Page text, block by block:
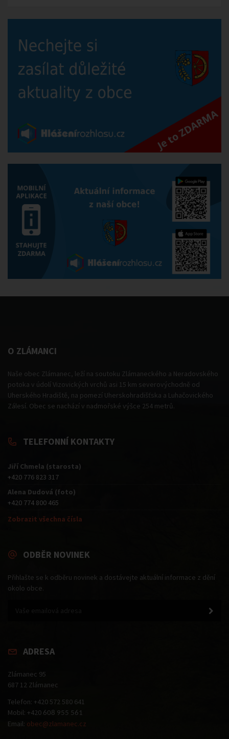
O ZLÁMANCI
Naše obec Zlámanec, leží na soutoku Zlámaneckého a Neradovského
potoka v údolí Vizovických vrchů asi 15 km severovýchodně od
Uherského Hradiště, na pomezí Uherskohradišťska a Luhačovického
Zálesí. Obec se nachází v nadmořské výšce 254 metrů.
TELEFONNÍ KONTAKTY
Jiří Chmela (starosta)
+420 776 823 317
Alena Dudová (foto)
+420 774 800 465
Zobrazit všechna čísla
ODBĚR NOVINEK
Přihlašte se k odběru novinek a dostávejte aktuální informace z dění
okolo obce.
ADRESA
Zlámanec 95
687 12 Zlámanec
Telefon: +420 572 580 641
Mobil: +420 608 955 561
Email: obec@zlamanec.cz